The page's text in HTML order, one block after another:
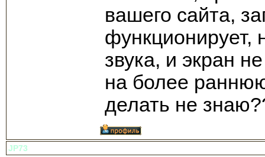
вашего сайта,
функционирует,
звука, и экран
на более
делать не
JP73